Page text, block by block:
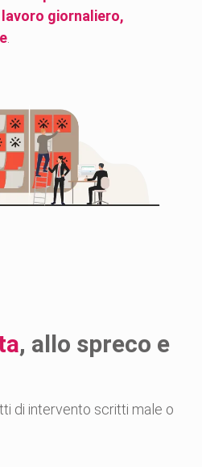
giornaliero,
, allo spreco e
di intervento scritti male o